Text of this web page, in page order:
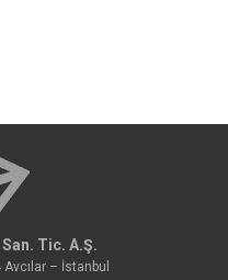
Tic. A.Ş.
– İstanbul